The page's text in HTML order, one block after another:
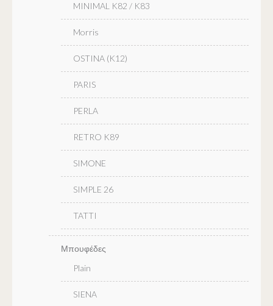
MINIMAL K82 / K83
Morris
OSTINA (K12)
PARIS
PERLA
RETRO K89
SIMONE
SIMPLE 26
TATTI
Μπουφέδες
Plain
SIENA